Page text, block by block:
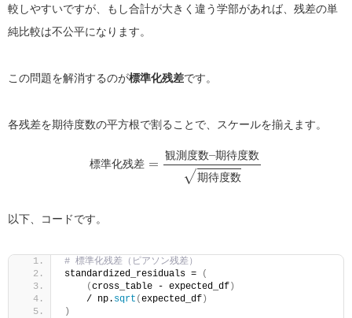
較しやすいですが、もし合計が大きく違う学部があれば、残差の単
純比較は不公平になります。
この問題を解消するのが標準化残差です。
各残差を期待度数の平方根で割ることで、スケールを揃えます。
標 化残 差
観測度数–期待度数期待度数
以下、コードです。
# 標準化残差（ピアソン残差）
standardized_residuals =
(
(cross_table - expected_df)
    / np.
sqrt (expected_df)
)